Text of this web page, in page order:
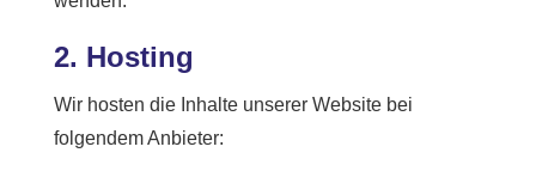
2. Hosting
Wir hosten die Inhalte unserer Website bei
folgendem Anbieter: